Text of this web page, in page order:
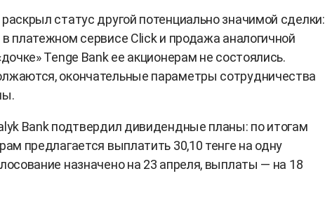
статус другой потенциально значимой сделки:
в платежном сервисе Click и продажа аналогичной
Tenge Bank ее акционерам не состоялись.
окончательные параметры сотрудничества
Bank подтвердил дивидендные планы: по итогам
предлагается выплатить 30,10 тенге на одну
назначено на 23 апреля, выплаты — на 18